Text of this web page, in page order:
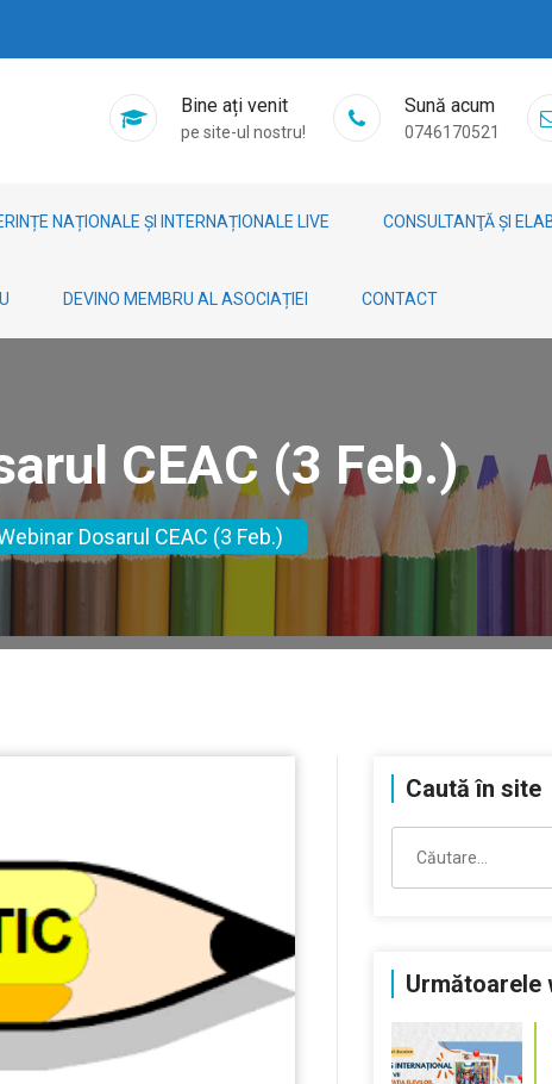
Bine ați venit
pe site-ul nostru!
Sună acum
0746170521
NAȚIONALE ȘI INTERNAȚIONALE LIVE CONSULTANŢĂ ȘI
DEVINO MEMBRU AL ASOCIAȚIEI CONTACT
CEAC (3 Feb.)
Dosarul CEAC (3 Feb.)
Caută în site
după:
Următoarele